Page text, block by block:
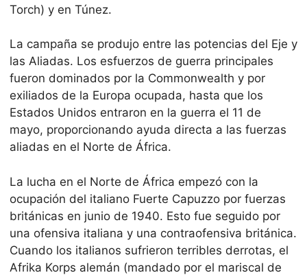
Torch) y en Túnez.
La campaña se produjo entre las potencias del Eje y
las Aliadas. Los esfuerzos de guerra principales
fueron dominados por la Commonwealth y por
exiliados de la Europa ocupada, hasta que los
Estados Unidos entraron en la guerra el 11 de
mayo, proporcionando ayuda directa a las fuerzas
aliadas en el Norte de África.
La lucha en el Norte de África empezó con la
ocupación del italiano Fuerte Capuzzo por fuerzas
británicas en junio de 1940. Esto fue seguido por
una ofensiva italiana y una contraofensiva británica.
Cuando los italianos sufrieron terribles derrotas, el
Afrika Korps alemán (mandado por el mariscal de